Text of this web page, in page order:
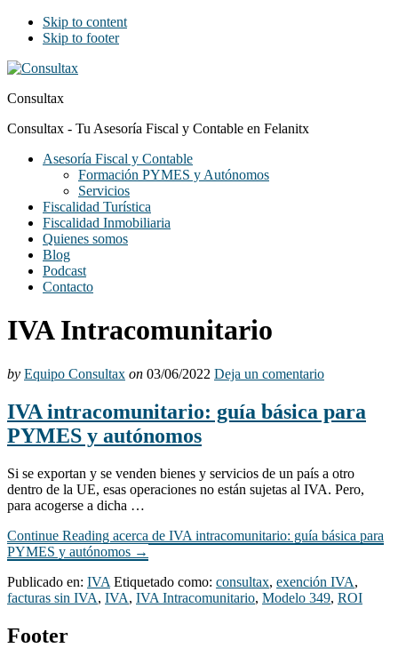
Skip to content
Skip to footer
Consultax
Consultax - Tu Asesoría Fiscal y Contable en Felanitx
Asesoría Fiscal y Contable
Formación PYMES y Autónomos
Servicios
Fiscalidad Turística
Fiscalidad Inmobiliaria
Quienes somos
Blog
Podcast
Contacto
IVA Intracomunitario
by Equipo Consultax on 03/06/2022 Deja un comentario
IVA intracomunitario: guía básica para
PYMES y autónomos
Si se exportan y se venden bienes y servicios de un país a otro
dentro de la UE, esas operaciones no están sujetas al IVA. Pero,
para acogerse a dicha …
Continue Reading acerca de IVA intracomunitario: guía básica para
PYMES y autónomos →
Publicado en: IVA Etiquetado como: consultax, exención IVA,
facturas sin IVA, IVA, IVA Intracomunitario, Modelo 349, ROI
Footer